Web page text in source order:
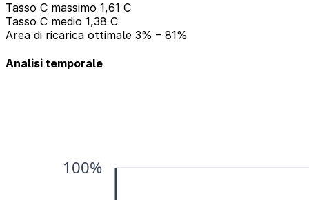
Tasso C massimo 1,61 C
Tasso C medio 1,38 C
Area di ricarica ottimale 3% – 81%
Analisi temporale